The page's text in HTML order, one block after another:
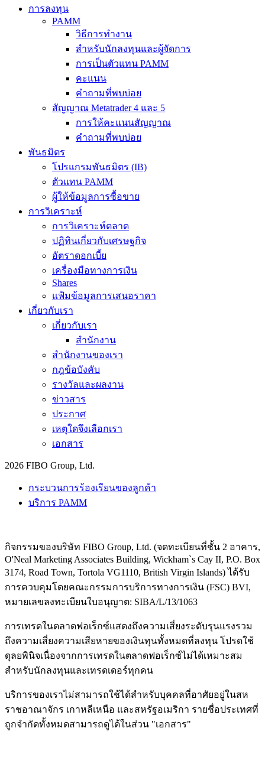
การลงทุน
PAMM
วิธีการทำงาน
สำหรับนักลงทุนและผู้จัดการ
การเป็นตัวแทน PAMM
คะแนน
คำถามที่พบบ่อย
สัญญาณ Metatrader 4 และ 5
การให้คะแนนสัญญาณ
คำถามที่พบบ่อย
พันธมิตร
โปรแกรมพันธมิตร (IB)
ตัวแทน PAMM
ผู้ให้ข้อมูลการซื้อขาย
การวิเคราะห์
การวิเคราะห์ตลาด
ปฏิทินเกี่ยวกับเศรษฐกิจ
อัตราดอกเบี้ย
เครื่องมือทางการเงิน
Shares
แฟ้มข้อมูลการเสนอราคา
เกี่ยวกับเรา
เกี่ยวกับเรา
สำนักงาน
สำนักงานของเรา
กฎข้อบังคับ
รางวัลและผลงาน
ข่าวสาร
ประกาศ
เหตุใดจึงเลือกเรา
เอกสาร
2026 FIBO Group, Ltd.
กระบวนการร้องเรียนของลูกค้า
บริการ PAMM
กิจกรรมของบริษัท FIBO Group, Ltd. (จดทะเบียนที่ชั้น 2 อาคาร,
O'Neal Marketing Associates Building, Wickham`s Cay II, P.O. Box
3174, Road Town, Tortola VG1110, British Virgin Islands) ได้รับ
การควบคุมโดยคณะกรรมการบริการทางการเงิน (FSC) BVI,
หมายเลขลงทะเบียนใบอนุญาต: SIBA/L/13/1063
การเทรดในตลาดฟอเร็กซ์แสดงถึงความเสี่ยงระดับรุนแรงรวม
ถึงความเสี่ยงความเสียหายของเงินทุนทั้งหมดที่ลงทุน โปรดใช้
ดุลยพินิจเนื่องจากการเทรดในตลาดฟอเร็กซ์ไม่ได้เหมาะสม
สำหรับนักลงทุนและเทรดเดอร์ทุกคน
บริการของเราไม่สามารถใช้ได้สำหรับบุคคลที่อาศัยอยู่ในสห
ราชอาณาจักร เกาหลีเหนือ และสหรัฐอเมริกา รายชื่อประเทศที่
ถูกจำกัดทั้งหมดสามารถดูได้ในส่วน "เอกสาร"